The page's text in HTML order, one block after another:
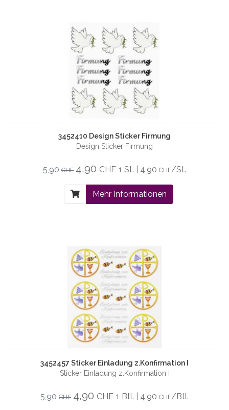
3452410 Design Sticker Firmung
Design Sticker Firmung
5,90CHF 4,90 CHF 1 St. | 4,90 CHF/St.
Mehr Informationen
3452457 Sticker Einladung z.Konfirmation I
Sticker Einladung z.Konfirmation I
5,90CHF 4,90 CHF 1 Btl. | 4,90 CHF/Btl.